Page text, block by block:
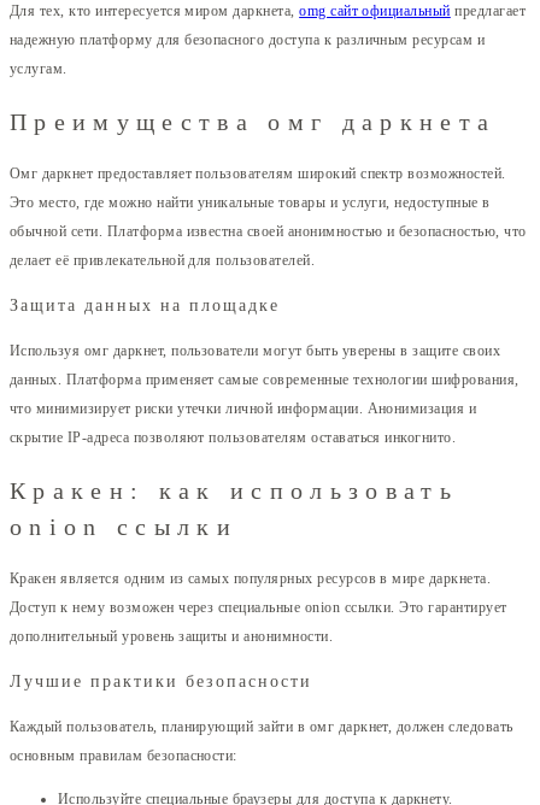
Для тех, кто интересуется миром даркнета,omg сайт официальный предлагает
надежную платформу для безопасного доступа к различным ресурсам и
услугам.
Преимущества омг даркнета
Омг даркнет предоставляет пользователям широкий спектр возможностей.
Это место, где можно найти уникальные товары и услуги, недоступные в
обычной сети. Платформа известна своей анонимностью и безопасностью, что
делает её привлекательной для пользователей.
Защита данных на площадке
Используя омг даркнет, пользователи могут быть уверены в защите своих
данных. Платформа применяет самые современные технологии шифрования,
что минимизирует риски утечки личной информации. Анонимизация и
скрытие IP-адреса позволяют пользователям оставаться инкогнито.
Кракен: как использовать
onion ссылки
Кракен является одним из самых популярных ресурсов в мире даркнета.
Доступ к нему возможен через специальные onion ссылки. Это гарантирует
дополнительный уровень защиты и анонимности.
Лучшие практики безопасности
Каждый пользователь, планирующий зайти в омг даркнет, должен следовать
основным правилам безопасности:
Используйте специальные браузеры для доступа к даркнету.